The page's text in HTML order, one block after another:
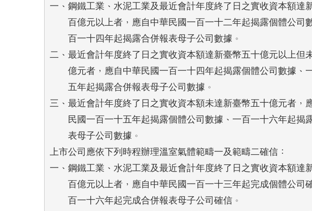
一、鋼鐵工業、水泥工業及最近會計年度終了日之實收資本額達
百億元以上者，應自中華民國一百一十二年起揭露個體公司
    百一十四年起揭露合併報表母子公司數據。
二、最近會計年度終了日之實收資本額達新臺幣五十億元以上但
億元者，應自中華民國一百一十四年起揭露個體公司數據、
    五年起揭露合併報表母子公司數據。
三、最近會計年度終了日之實收資本額未達新臺幣五十億元者，
民國一百一十五年起揭露個體公司數據、一百一十六年起揭
    表母子公司數據。
上市公司應依下列時程辦理溫室氣體範疇一及範疇二確信：
一、鋼鐵工業、水泥工業及最近會計年度終了日之實收資本額達
百億元以上者，應自中華民國一百一十三年起完成個體公司
    百一十六年起完成合併報表母子公司確信。